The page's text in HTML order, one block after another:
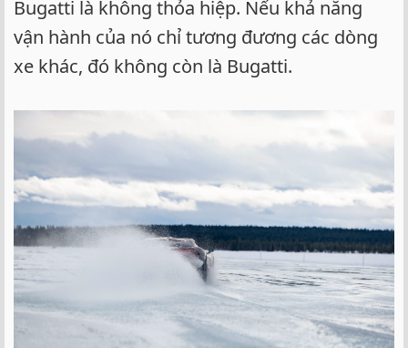
Bugatti là không thỏa hiệp. Nếu khả năng
vận hành của nó chỉ tương đương các dòng
xe khác, đó không còn là Bugatti.